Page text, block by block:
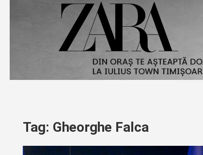
Tag: Gheorghe Falca